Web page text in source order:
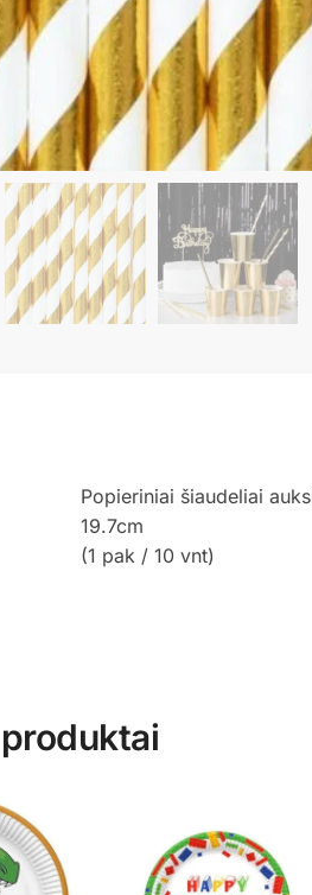
Popieriniai šiaudeliai
19.7cm
(1 pak / 10 vnt)